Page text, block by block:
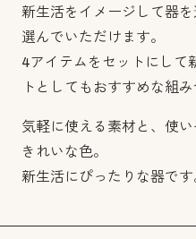
新生活をイメージして器
選んでいただけます。
4アイテムをセットにして
トとしてもおすすめな組み
気軽に使える素材と、使
きれいな色。
新生活にぴったりな器です